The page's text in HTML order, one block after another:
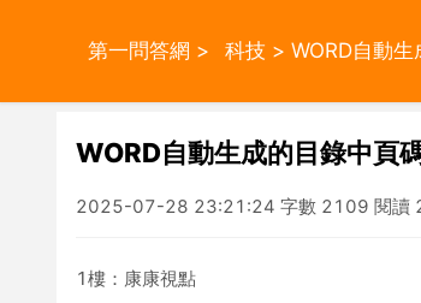
第一問答網 > 科技 > WORD自動
WORD自動生成的目錄中頁
2025-07-28 23:21:24 字數 2109 閱讀
1樓：康康視點